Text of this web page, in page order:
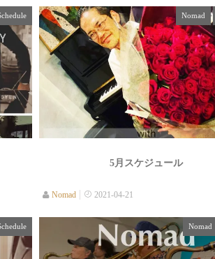
Nomad
5月スケジュール
Nomad 2021-04-21
Nomad